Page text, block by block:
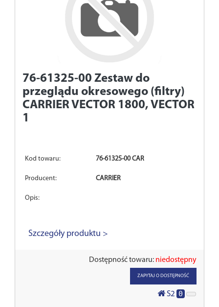
76-61325-00 Zestaw do
przeglądu okresowego (filtry)
CARRIER VECTOR 1800, VECTOR
1
Kod towaru: 76-61325-00 CAR
Producent: CARRIER
Opis:
Szczegóły produktu >
Dostępność towaru: niedostępny
ZAPYTAJ O DOSTĘPNOŚĆ
S2 0